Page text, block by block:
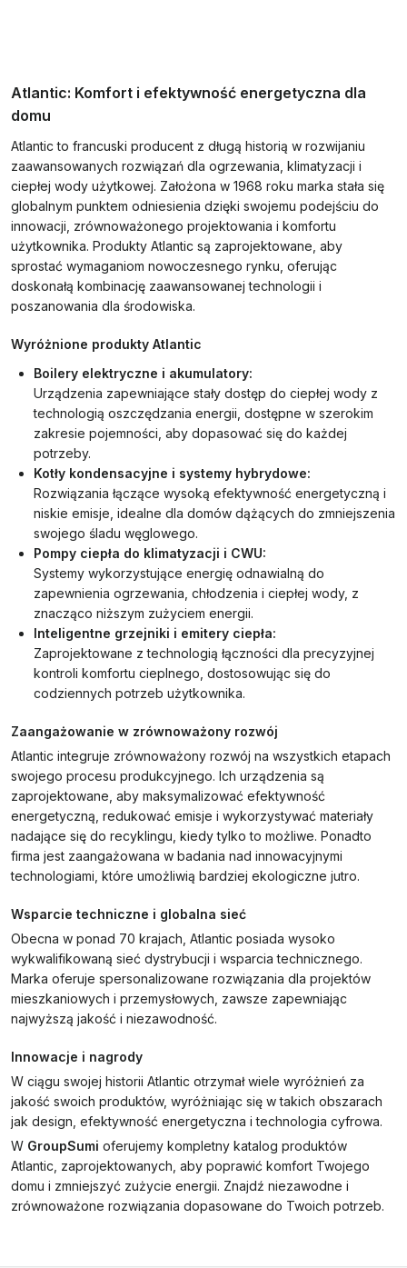
Atlantic: Komfort i efektywność energetyczna dla
domu
Atlantic to francuski producent z długą historią w rozwijaniu
zaawansowanych rozwiązań dla ogrzewania, klimatyzacji i
ciepłej wody użytkowej. Założona w 1968 roku marka stała się
globalnym punktem odniesienia dzięki swojemu podejściu do
innowacji, zrównoważonego projektowania i komfortu
użytkownika. Produkty Atlantic są zaprojektowane, aby
sprostać wymaganiom nowoczesnego rynku, oferując
doskonałą kombinację zaawansowanej technologii i
poszanowania dla środowiska.
Wyróżnione produkty Atlantic
Boilery elektryczne i akumulatory:
Urządzenia zapewniające stały dostęp do ciepłej wody z
technologią oszczędzania energii, dostępne w szerokim
zakresie pojemności, aby dopasować się do każdej
potrzeby.
Kotły kondensacyjne i systemy hybrydowe:
Rozwiązania łączące wysoką efektywność energetyczną i
niskie emisje, idealne dla domów dążących do zmniejszenia
swojego śladu węglowego.
Pompy ciepła do klimatyzacji i CWU:
Systemy wykorzystujące energię odnawialną do
zapewnienia ogrzewania, chłodzenia i ciepłej wody, z
znacząco niższym zużyciem energii.
Inteligentne grzejniki i emitery ciepła:
Zaprojektowane z technologią łączności dla precyzyjnej
kontroli komfortu cieplnego, dostosowując się do
codziennych potrzeb użytkownika.
Zaangażowanie w zrównoważony rozwój
Atlantic integruje zrównoważony rozwój na wszystkich etapach
swojego procesu produkcyjnego. Ich urządzenia są
zaprojektowane, aby maksymalizować efektywność
energetyczną, redukować emisje i wykorzystywać materiały
nadające się do recyklingu, kiedy tylko to możliwe. Ponadto
firma jest zaangażowana w badania nad innowacyjnymi
technologiami, które umożliwią bardziej ekologiczne jutro.
Wsparcie techniczne i globalna sieć
Obecna w ponad 70 krajach, Atlantic posiada wysoko
wykwalifikowaną sieć dystrybucji i wsparcia technicznego.
Marka oferuje spersonalizowane rozwiązania dla projektów
mieszkaniowych i przemysłowych, zawsze zapewniając
najwyższą jakość i niezawodność.
Innowacje i nagrody
W ciągu swojej historii Atlantic otrzymał wiele wyróżnień za
jakość swoich produktów, wyróżniając się w takich obszarach
jak design, efektywność energetyczna i technologia cyfrowa.
W GroupSumi oferujemy kompletny katalog produktów
Atlantic, zaprojektowanych, aby poprawić komfort Twojego
domu i zmniejszyć zużycie energii. Znajdź niezawodne i
zrównoważone rozwiązania dopasowane do Twoich potrzeb.